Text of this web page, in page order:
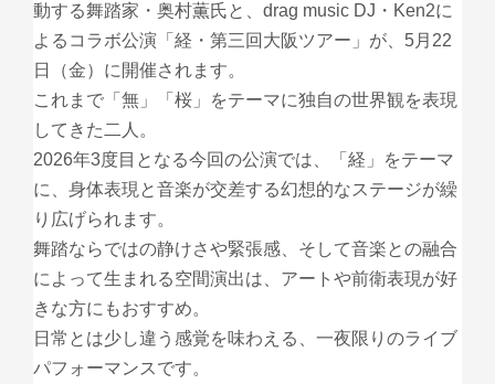
動する舞踏家・奥村薫氏と、drag music DJ・Ken2に
よるコラボ公演「経・第三回大阪ツアー」が、5月22
日（金）に開催されます。
これまで「無」「桜」をテーマに独自の世界観を表現
してきた二人。
2026年3度目となる今回の公演では、「経」をテーマ
に、身体表現と音楽が交差する幻想的なステージが繰
り広げられます。
舞踏ならではの静けさや緊張感、そして音楽との融合
によって生まれる空間演出は、アートや前衛表現が好
きな方にもおすすめ。
日常とは少し違う感覚を味わえる、一夜限りのライブ
パフォーマンスです。